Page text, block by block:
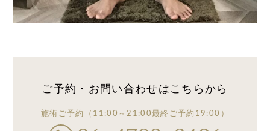
ご予約・お問い合わせはこちらから
施術ご予約 （11:00～21:00最終ご予約19:00）